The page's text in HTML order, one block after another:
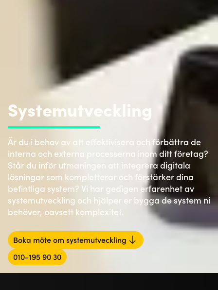
Systemutveckling
Är du i behov av att effektivisera och förbättra de
interna och externa processerna inom ditt företag?
Står du inför utmaningen att integrera digitala
lösningar som kompletterar och förstärker dina
befintliga system? Vi har gedigen erfarenhet av
systemutveckling och hjälper er bygga de system ni
behöver, oavsett komplexitet.
Boka möte om systemutveckling
010-195 90 30